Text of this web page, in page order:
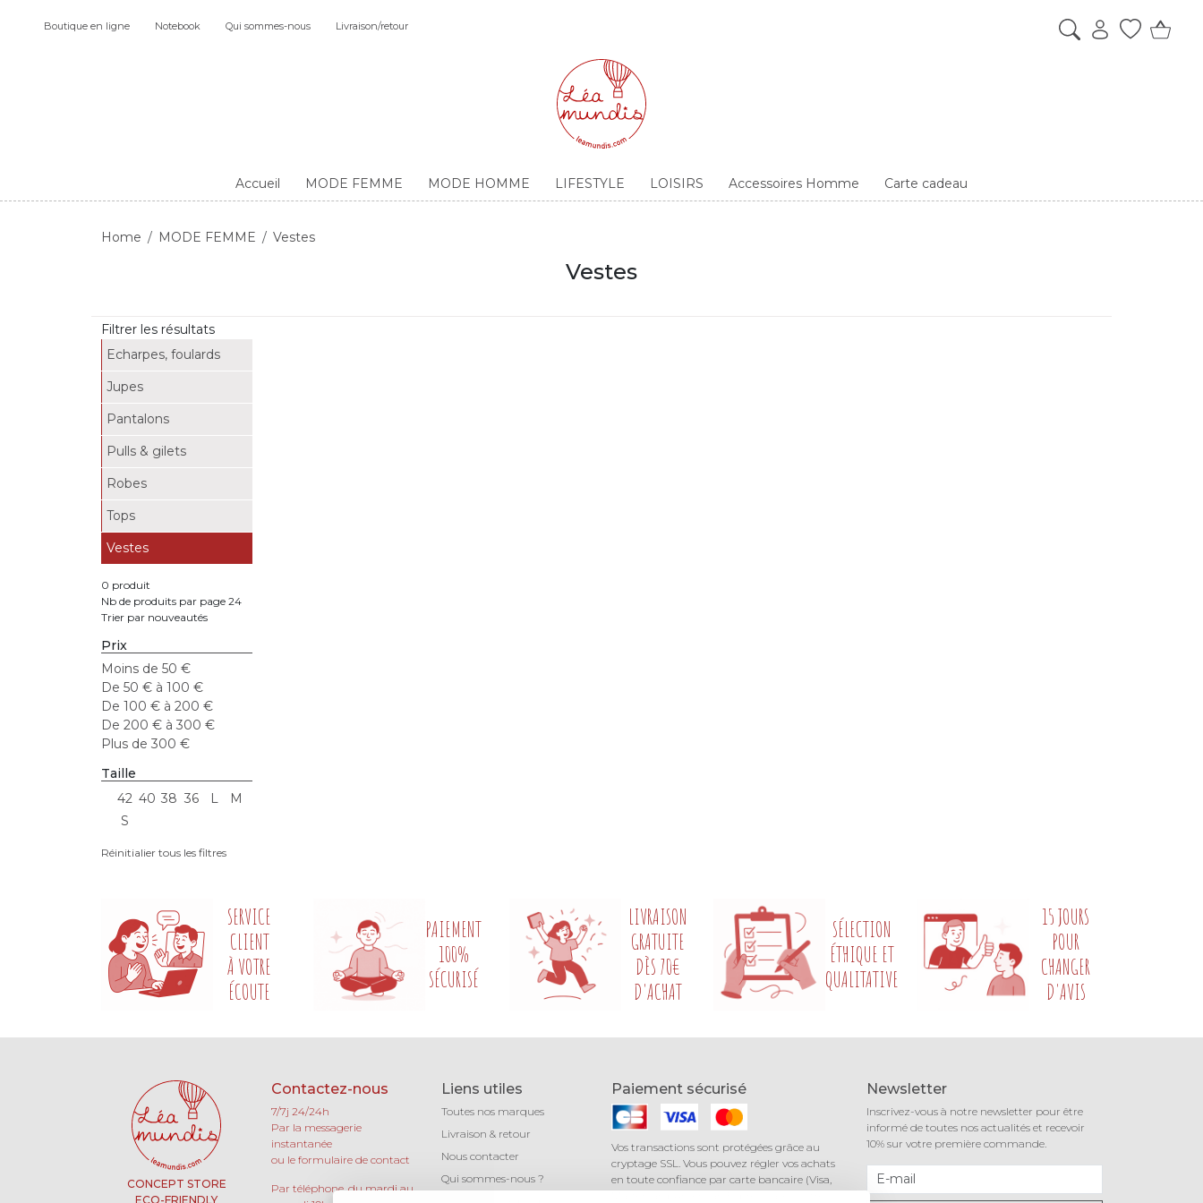
Boutique en ligne Notebook Qui sommes-nous Livraison/retour
Accueil MODE FEMME MODE HOMME LIFESTYLE LOISIRS Accessoires Homme Carte cadeau
Home MODE FEMME Vestes
Vestes
Filtrer les résultats
Echarpes, foulards
Jupes
Pantalons
Pulls & gilets
Robes
Tops
Vestes
0 produit
Nb de produits par page 24
Trier par nouveautés
Prix
Moins de 50 €
De 50 € à 100 €
De 100 € à 200 €
De 200 € à 300 €
Plus de 300 €
Taille
42 40 38 36 L
M
S
Réinitialier tous les filtres
SERVICE
CLIENT
À VOTRE
ÉCOUTE
PAIEMENT
100%
SÉCURISÉ
LIVRAISON
GRATUITE
DÈS 70€
D'ACHAT
SÉLECTION
ÉTHIQUE ET
QUALITATIVE
15 JOURS
POUR
CHANGER
D'AVIS
CONCEPT STORE
ECO-FRIENDLY
Contactez-nous
7/7j 24/24h
Par la messagerie
instantanée
ou le formulaire de contact
Par téléphone, du mardi au
Liens utiles
Toutes nos marques
Livraison & retour
Nous contacter
Qui sommes-nous ?
Paiement sécurisé
Vos transactions sont protégées grâce au
cryptage SSL. Vous pouvez régler vos achats
en toute confiance par carte bancaire (Visa,
Mastercard, American Express) avec notre
Newsletter
Inscrivez-vous à notre newsletter pour être
informé de toutes nos actualités et recevoir
10% sur votre première commande.